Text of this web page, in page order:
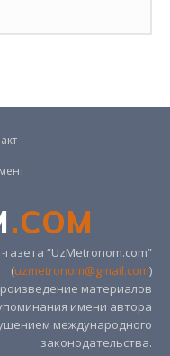
.COM
“UzMetronom.com”
(uzmetronom@gmail.com)
материалов
имени автора
международного
законодательства.